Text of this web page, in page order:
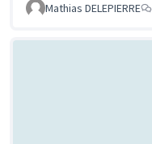
Mathias DELEPIERRE